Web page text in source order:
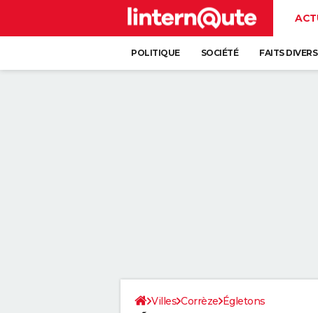
POLITIQUE SOCIÉTÉ FAITS DIVERS
Villes Corrèze Égletons